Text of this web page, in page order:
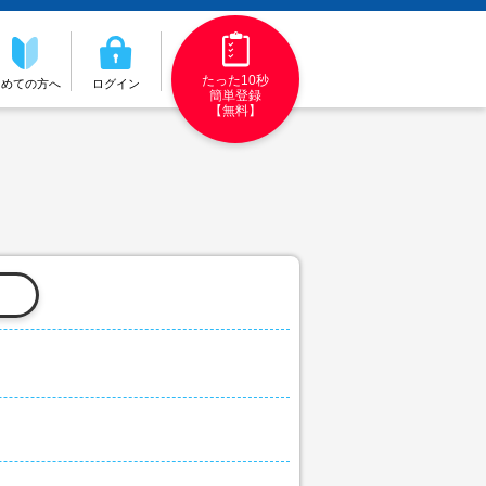
ての方へ ログイン
たった10秒
簡単登録
【無料】